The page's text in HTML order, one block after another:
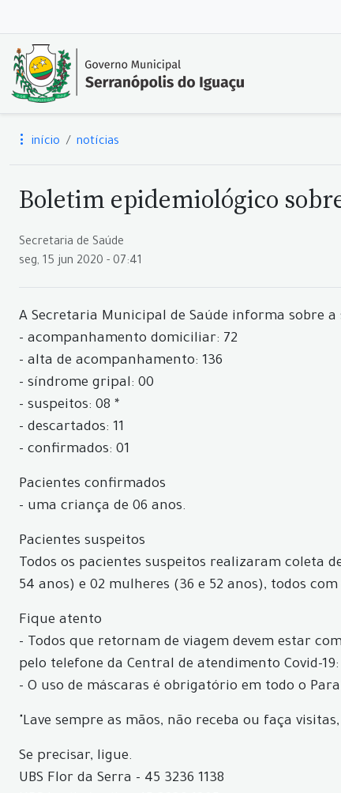
início notícias
Boletim epidemiológico
Secretaria de Saúde
seg, 15 jun 2020 - 07:41
A Secretaria Municipal de Saúde informa sobre
- acompanhamento domiciliar: 72
- alta de acompanhamento: 136
- síndrome gripal: 00
- suspeitos: 08 *
- descartados: 11
- confirmados: 01
Pacientes confirmados
- uma criança de 06 anos.
Pacientes suspeitos
Todos os pacientes suspeitos realizaram coleta
54 anos) e 02 mulheres (36 e 52 anos), todos
Fique atento
- Todos que retornam de viagem devem estar
pelo telefone da Central de atendimento Covid-19:
- O uso de máscaras é obrigatório em todo o
"Lave sempre as mãos, não receba ou faça
Se precisar, ligue.
UBS Flor da Serra - 45 3236 1138